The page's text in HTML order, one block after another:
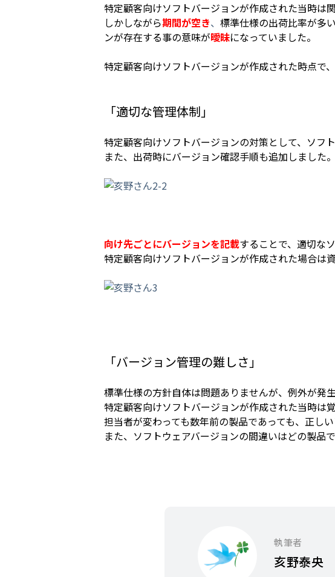
特定顧客向けソフトバージョンが作成された当時は
しかしながら期間が空き、 標準仕様の出荷比率が多
ンが存在する事の意味が曖昧になっていました。
特定顧客向けソフトバージョンが作成された時点で
「適切な管理体制」
特定顧客向けソフトバージョンの対策として、ソフ
また、出荷時にバージョン確認手順も追加しました
向け先ごとにバージョンを記載することで、適切な
特定顧客向けソフトバージョンが作成された場合は
「バージョン管理の難しさ」
標準仕様の方針自体は問題ありませんが、例外が発
特定顧客向けソフトバージョンが作成された当時は
担当者が変わっても数年前の製品であっても、正し
また、ソフトウェアバージョンの間違いはどの製品
執筆者
亥野泰央